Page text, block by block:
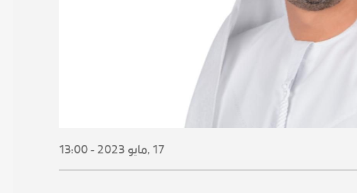
17 , مايو 2023 - 13:00